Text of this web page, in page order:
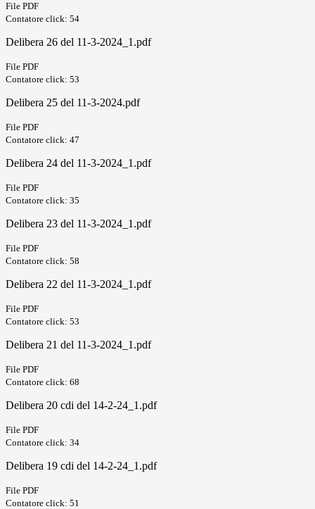
File PDF
Contatore click: 54
Delibera 26 del 11-3-2024_1.pdf
File PDF
Contatore click: 53
Delibera 25 del 11-3-2024.pdf
File PDF
Contatore click: 47
Delibera 24 del 11-3-2024_1.pdf
File PDF
Contatore click: 35
Delibera 23 del 11-3-2024_1.pdf
File PDF
Contatore click: 58
Delibera 22 del 11-3-2024_1.pdf
File PDF
Contatore click: 53
Delibera 21 del 11-3-2024_1.pdf
File PDF
Contatore click: 68
Delibera 20 cdi del 14-2-24_1.pdf
File PDF
Contatore click: 34
Delibera 19 cdi del 14-2-24_1.pdf
File PDF
Contatore click: 51